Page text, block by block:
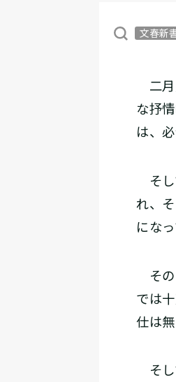
文春新
二月
な抒
は、
そし
れ、
にな
その
では
仕は
そし